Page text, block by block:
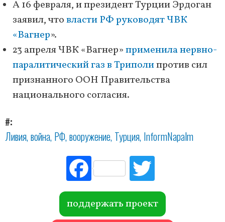
А 16 февраля, и президент Турции Эрдоган
заявил, чтовласти РФ руководят ЧВК
«Вагнер».
23 апреля ЧВК «Вагнер»применила нервно-
паралитический газ в Триполипротив сил
признанного ООН Правительства
национального согласия.
#
Ливия война РФ вооружение Турция InformNapalm
Fac
ebo
ok r
поддержать проект